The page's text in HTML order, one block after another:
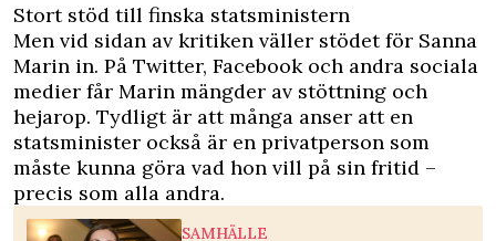
Stort stöd till finska statsministern
Men vid sidan av kritiken väller stödet för Sanna
Marin in. På Twitter, Facebook och andra sociala
medier får Marin mängder av stöttning och
hejarop. Tydligt är att många anser att en
statsminister också är en privatperson som
måste kunna göra vad hon vill på sin fritid –
precis som alla andra.
SAMHÄLLE